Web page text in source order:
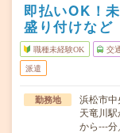
即払いOK！
盛り付けなど
職種未経験OK 交
派遣
勤務地
浜松市中
天竜川
から---